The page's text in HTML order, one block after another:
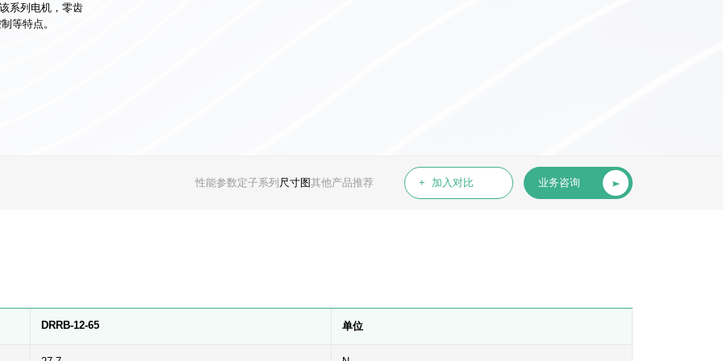
系列电机，零齿
等特点。
性能参数定子系列 尺寸图其他产品推荐 + 加入对比 业务咨询
DRRB-12-65 单位